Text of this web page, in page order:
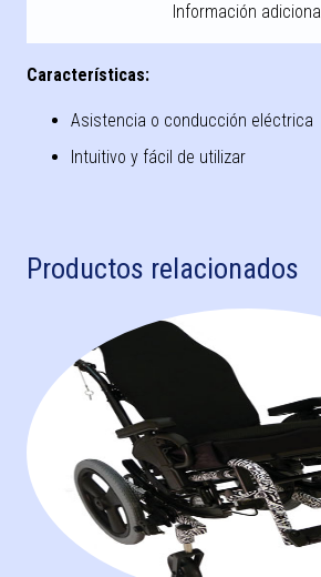
Información adicional
Características:
Asistencia o conducción eléctrica
Intuitivo y fácil de utilizar
Productos relacionados